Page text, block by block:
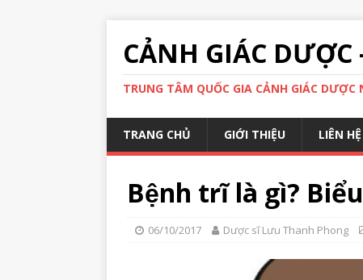
CẢNH GIÁC
TRUNG TÂM QUỐC GIA CẢNH GIÁC
TRANG CHỦ GIỚI THIỆU LIÊN HỆ
Bệnh trĩ là gì?
06/10/2017 Dược sĩ Lưu Thanh Phong